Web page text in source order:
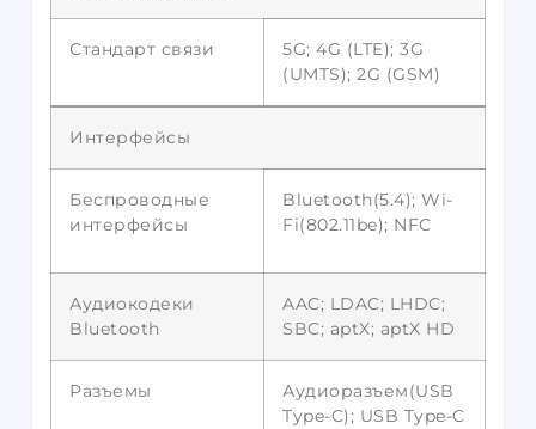
Стандарт связи
5G; 4G (LTE); 3G
(UMTS); 2G (GSM)
Интерфейсы
Беспроводные
интерфейсы
Bluetooth(5.4); Wi-
Fi(802.11be); NFC
Аудиокодеки
Bluetooth
AAC; LDAC; LHDC;
SBC; aptX; aptX HD
Разъемы
Аудиоразъем(USB
Type-C); USB Type-C